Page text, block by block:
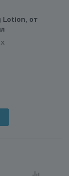
Lotion, от